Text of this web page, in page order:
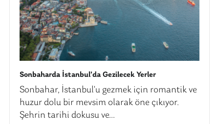
Sonbaharda İstanbul’da Gezilecek Yerler
Sonbahar, İstanbul'u gezmek için romantik ve
huzur dolu bir mevsim olarak öne çıkıyor.
Şehrin tarihi dokusu ve...